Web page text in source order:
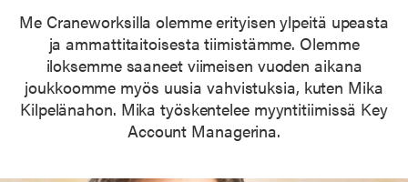
Me Craneworksilla olemme erityisen ylpeitä upeasta
ja ammattitaitoisesta tiimistämme. Olemme
iloksemme saaneet viimeisen vuoden aikana
joukkoomme myös uusia vahvistuksia, kuten Mika
Kilpelänahon. Mika työskentelee myyntitiimissä Key
Account Managerina.